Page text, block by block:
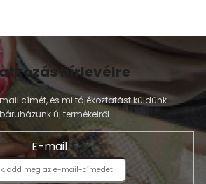
hírlevélre
címét, és mi tájékoztatást küldünk
új termékeiről.
E-mail